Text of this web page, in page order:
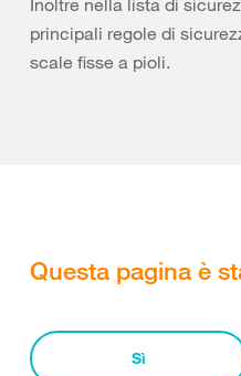
Inoltre nella lista di
principali regole di
scale fisse a pioli.
Questa pagina è
Sì